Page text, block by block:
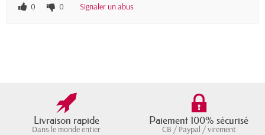
0
0 Signaler un abus
Livraison rapide
Dans le monde entier
Paiement 100% sécurisé
CB / Paypal / virement